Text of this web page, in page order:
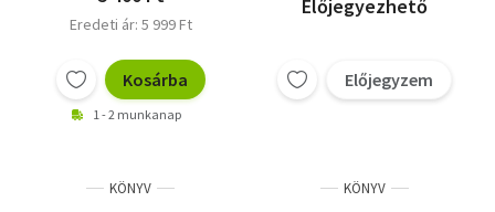
Eredeti ár: 5 999 Ft
Kosárba
1 - 2 munkanap
Előjegyezhető
Előjegyzem
KÖNYV KÖNYV